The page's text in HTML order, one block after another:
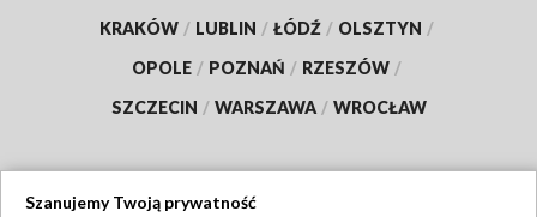
KRAKÓW / LUBLIN / ŁÓDŹ / OLSZTYN /
OPOLE / POZNAŃ / RZESZÓW /
SZCZECIN / WARSZAWA / WROCŁAW
Szanujemy Twoją prywatność